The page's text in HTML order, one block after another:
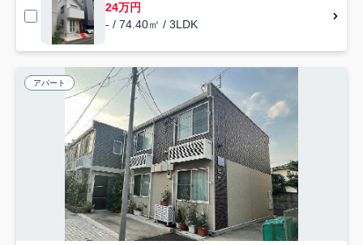
24万円
- / 74.40㎡ / 3LDK
アパート